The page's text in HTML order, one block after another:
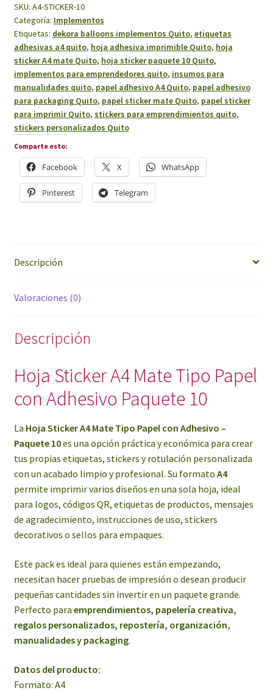
con
Adhesivo
Paquete
10
cantidad
SKU: A4-STICKER-10
Categoría: Implementos
Etiquetas: dekora balloons implementos Quito, etiquetas
adhesivas a4 quito, hoja adhesiva imprimible Quito, hoja
sticker A4 mate Quito, hoja sticker paquete 10 Quito,
implementos para emprendedores quito, insumos para
manualidades quito, papel adhesivo A4 Quito, papel adhesivo
para packaging Quito, papel sticker mate Quito, papel sticker
para imprimir Quito, stickers para emprendimientos quito,
stickers personalizados Quito
Comparte esto:
Facebook X WhatsApp
Pinterest Telegram
Descripción
Valoraciones (0)
Descripción
Hoja Sticker A4 Mate Tipo Papel
con Adhesivo Paquete 10
La Hoja Sticker A4 Mate Tipo Papel con Adhesivo –
Paquete 10es una opción práctica y económica para crear
tus propias etiquetas, stickers y rotulación personalizada
con un acabado limpio y profesional. Su formato A4
permite imprimir varios diseños en una sola hoja, ideal
para logos, códigos QR, etiquetas de productos, mensajes
de agradecimiento, instrucciones de uso, stickers
decorativos o sellos para empaques.
Este pack es ideal para quienes están empezando,
necesitan hacer pruebas de impresión o desean producir
pequeñas cantidades sin invertir en un paquete grande.
Perfecto para emprendimientos, papelería creativa,
regalos personalizados, repostería, organización,
manualidades y packaging.
Datos del producto:
Formato: A4